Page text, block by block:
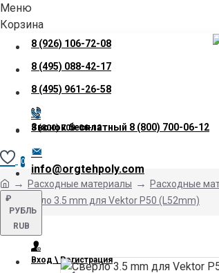
Меню
Корзина
8 (926) 106-72-08
8 (495) 088-42-17
8 (495) 961-26-58
Звонок бесплатный 8 (800) 700-06-12
info@orgtehpoly.com
₽
РУБЛЬ
RUB
Вход \ Регистрация
8 (800) 700-06-12
0
Расходные материалы Расходные
Сверло 3.5 mm для Vektor P50 (L52mm)